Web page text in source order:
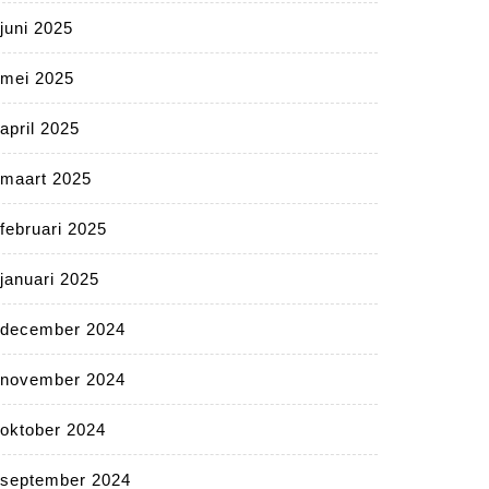
juni 2025
mei 2025
april 2025
maart 2025
februari 2025
januari 2025
december 2024
november 2024
oktober 2024
september 2024